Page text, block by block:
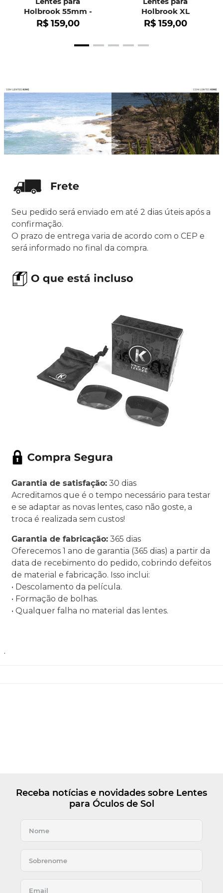
Holbrook 55mm -
OO9102
R$ 159,00
Holbrook XL
R$ 159,00
Seu pedido será enviado em até 2 dias úteis após a
confirmação.
O prazo de entrega varia de acordo com o CEP e
será informado no final da compra.
Garantia de satisfação: 30 dias
Acreditamos que é o tempo necessário para testar
e se adaptar as novas lentes, caso não goste, a
troca é realizada sem custos!
Garantia de fabricação: 365 dias
Oferecemos 1 ano de garantia (365 dias) a partir da
data de recebimento do pedido, cobrindo defeitos
de material e fabricação. Isso inclui:
• Descolamento da película.
• Formação de bolhas.
• Qualquer falha no material das lentes.
.
Receba notícias e novidades sobre Lentes
para Óculos de Sol